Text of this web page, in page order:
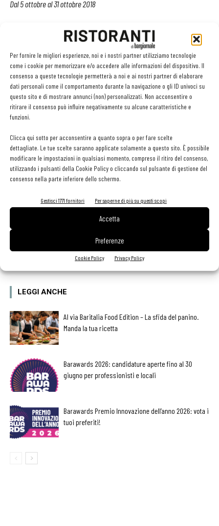
Per fornire le migliori esperienze, noi e i nostri partner utilizziamo tecnologie
come i cookie per memorizzare e/o accedere alle informazioni del dispositivo. Il
consenso a queste tecnologie permetterà a noi e ai nostri partner di elaborare
dati personali come il comportamento durante la navigazione o gli ID univoci su
questo sito e di mostrare annunci (non) personalizzati. Non acconsentire o
ritirare il consenso può influire negativamente su alcune caratteristiche e
funzioni.
Clicca qui sotto per acconsentire a quanto sopra o per fare scelte
dettagliate. Le tue scelte saranno applicate solamente a questo sito. È possibile
modificare le impostazioni in qualsiasi momento, compreso il ritiro del consenso,
utilizzando i pulsanti della Cookie Policy o cliccando sul pulsante di gestione del
consenso nella parte inferiore dello schermo.
Gestisci 1771 fornitori Per saperne di più su questi scopi
Accetta
Preferenze
Cookie Policy Privacy Policy
Dal 5 ottobre al 31 ottobre 2018
Si può votare una sola volta esprimendo fino a 3 preferenze per
È assegnato un solo premio per ciascuna categoria merceologica.
Premiazioni
Lunedì 10 dicembre 2018
classificati per categoria merceologica.
L’ingresso alla serata è su invito e a pagamento.
Twitter
LEGGI ANCHE
Al via Baritalia Food Edition – La sfida del panino.
Manda la tua ricetta
Barawards 2026: candidature aperte fino al 30
giugno per professionisti e locali
Barawards Premio Innovazione dell’anno 2026: vota i
tuoi preferiti!